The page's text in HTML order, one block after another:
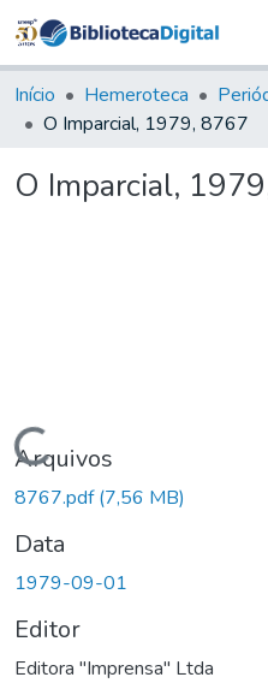
&
Início Hemeroteca
O Imparcial, 1979, 8767
O Imparcial,
Carregando...
Arquivos
8767.pdf(7,56 MB)
Data
1979-09-01
Editor
Editora "Imprensa" Ltda